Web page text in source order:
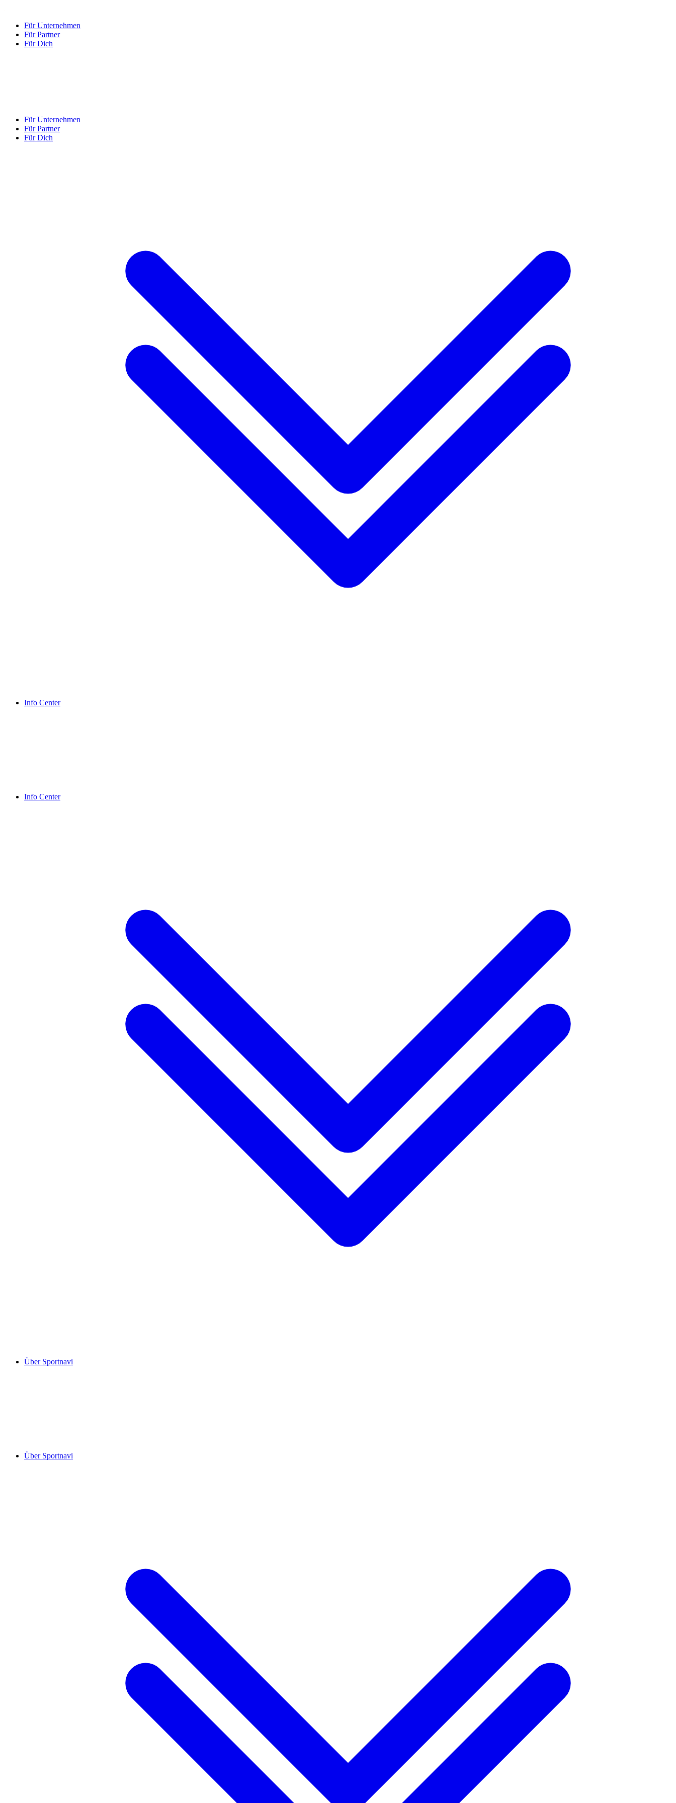
Für Unternehmen
Für Partner
Für Dich
Info Center
Über Sportnavi
Für Unternehmen
Für Partner
Für Dich
Info Center
Über Sportnavi